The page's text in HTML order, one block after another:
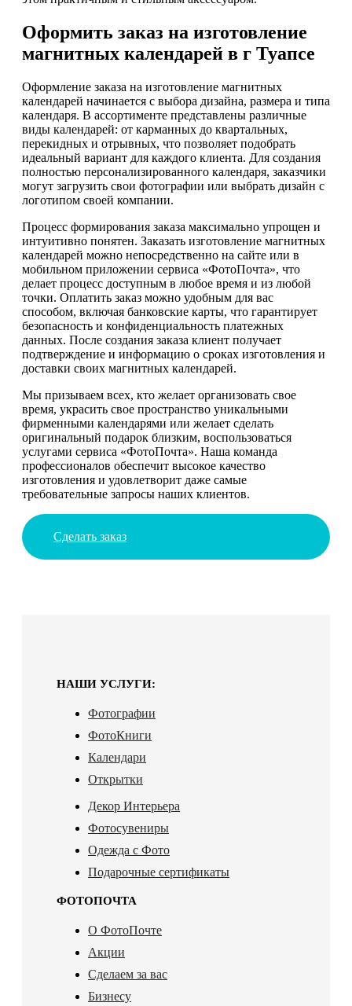
Оформить заказ на изготовление
магнитных календарей в г Туапсе
Оформление заказа на изготовление магнитных
календарей начинается с выбора дизайна, размера и типа
календаря. В ассортименте представлены различные
виды календарей: от карманных до квартальных,
перекидных и отрывных, что позволяет подобрать
идеальный вариант для каждого клиента. Для создания
полностью персонализированного календаря, заказчики
могут загрузить свои фотографии или выбрать дизайн с
логотипом своей компании.
Процесс формирования заказа максимально упрощен и
интуитивно понятен. Заказать изготовление магнитных
календарей можно непосредственно на сайте или в
мобильном приложении сервиса «ФотоПочта», что
делает процесс доступным в любое время и из любой
точки. Оплатить заказ можно удобным для вас
способом, включая банковские карты, что гарантирует
безопасность и конфиденциальность платежных
данных. После создания заказа клиент получает
подтверждение и информацию о сроках изготовления и
доставки своих магнитных календарей.
Мы призываем всех, кто желает организовать свое
время, украсить свое пространство уникальными
фирменными календарями или желает сделать
оригинальный подарок близким, воспользоваться
услугами сервиса «ФотоПочта». Наша команда
профессионалов обеспечит высокое качество
изготовления и удовлетворит даже самые
требовательные запросы наших клиентов.
Сделать заказ
НАШИ УСЛУГИ:
Фотографии
ФотоКниги
Календари
Открытки
Декор Интерьера
Фотосувениры
Одежда с Фото
Подарочные сертификаты
ФОТОПОЧТА
О ФотоПочте
Акции
Сделаем за вас
Бизнесу